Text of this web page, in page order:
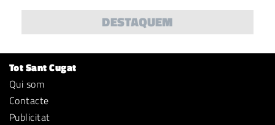
DESTAQUEM
Tot Sant Cugat
Qui som
Contacte
Publicitat